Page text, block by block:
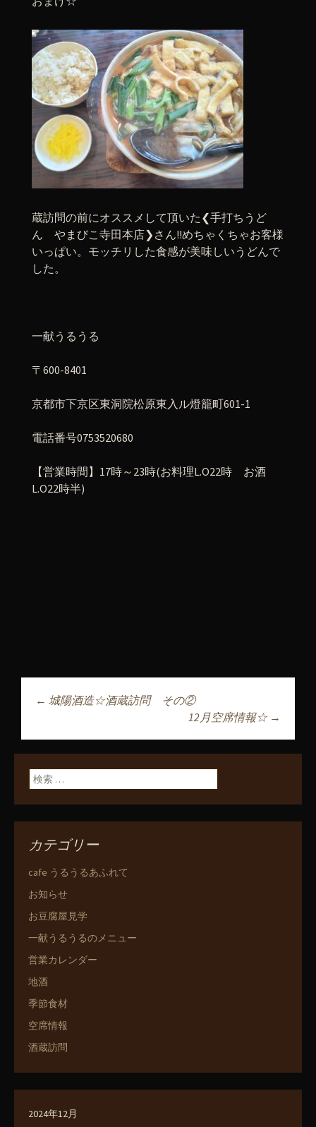
蔵訪問の前にオススメして頂いた❮手打ちうど
ん やまびこ寺田本店❯さん!!めちゃくちゃお客様
いっぱい。モッチリした食感が美味しいうどんで
した。
一献うるうる
〒600-8401
京都市下京区東洞院松原東入ル燈籠町601-1
電話番号0753520680
【営業時間】17時～23時(お料理L.O22時 お酒
L.O22時半)
投稿ナビゲーショ
ン
← 城陽酒造☆酒蔵訪問 その②
12月空席情報☆ →
検索:
カテゴリー
cafe うるうるあふれて
お知らせ
お豆腐屋見学
一献うるうるのメニュー
営業カレンダー
地酒
季節食材
空席情報
酒蔵訪問
2024年12月